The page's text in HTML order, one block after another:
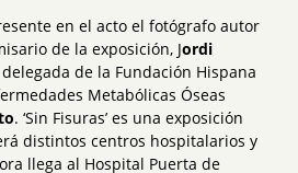
en el acto el fotógrafo autor
de la exposición, Jordi
de la Fundación Hispana
Metabólicas Óseas
. ‘Sin Fisuras’ es una exposición
distintos centros hospitalarios y
llega al Hospital Puerta de